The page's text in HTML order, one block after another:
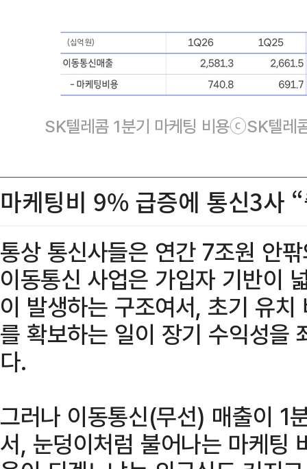
SK텔레콤 1분기 마케팅 비용ⓒSK텔레
마케팅비 9% 급증에 통신3사
통상 통신사들은 연간 7조원 안
이동통신 사업은 가입자 기반이
이 발생하는 구조여서, 초기 유
를 확보하는 일이 장기 수익성을
다.
그러나 이동통신(무선) 매출이
서, 눈덩이처럼 불어나는 마케팅